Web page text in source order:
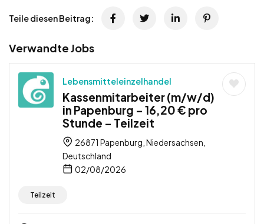
Teile diesen Beitrag:
Verwandte Jobs
Lebensmitteleinzelhandel
Kassenmitarbeiter (m/w/d)
in Papenburg – 16,20 € pro
Stunde – Teilzeit
26871 Papenburg, Niedersachsen,
Deutschland
02/08/2026
Teilzeit